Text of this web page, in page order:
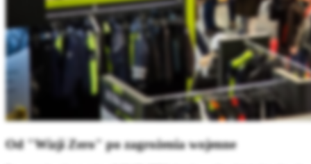
Od "Wizji Zero" po zagrożenia wojenne